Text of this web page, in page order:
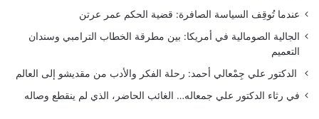
عندما تُوقِف السياسة الصافرة: قضية الحكم عمر عرتن
الجالية الصومالية في أمريكا: بين مطرقة الخطاب الترامبي وسندان
التعميم
الدكتور علي جِمْعالي أحمد: رحلة الفكر والأدب من مقديشو إلى العالم
في رثاء الدكتور علي جمعاله… الغائب الحاضر، الذي لم ينقطع وصاله